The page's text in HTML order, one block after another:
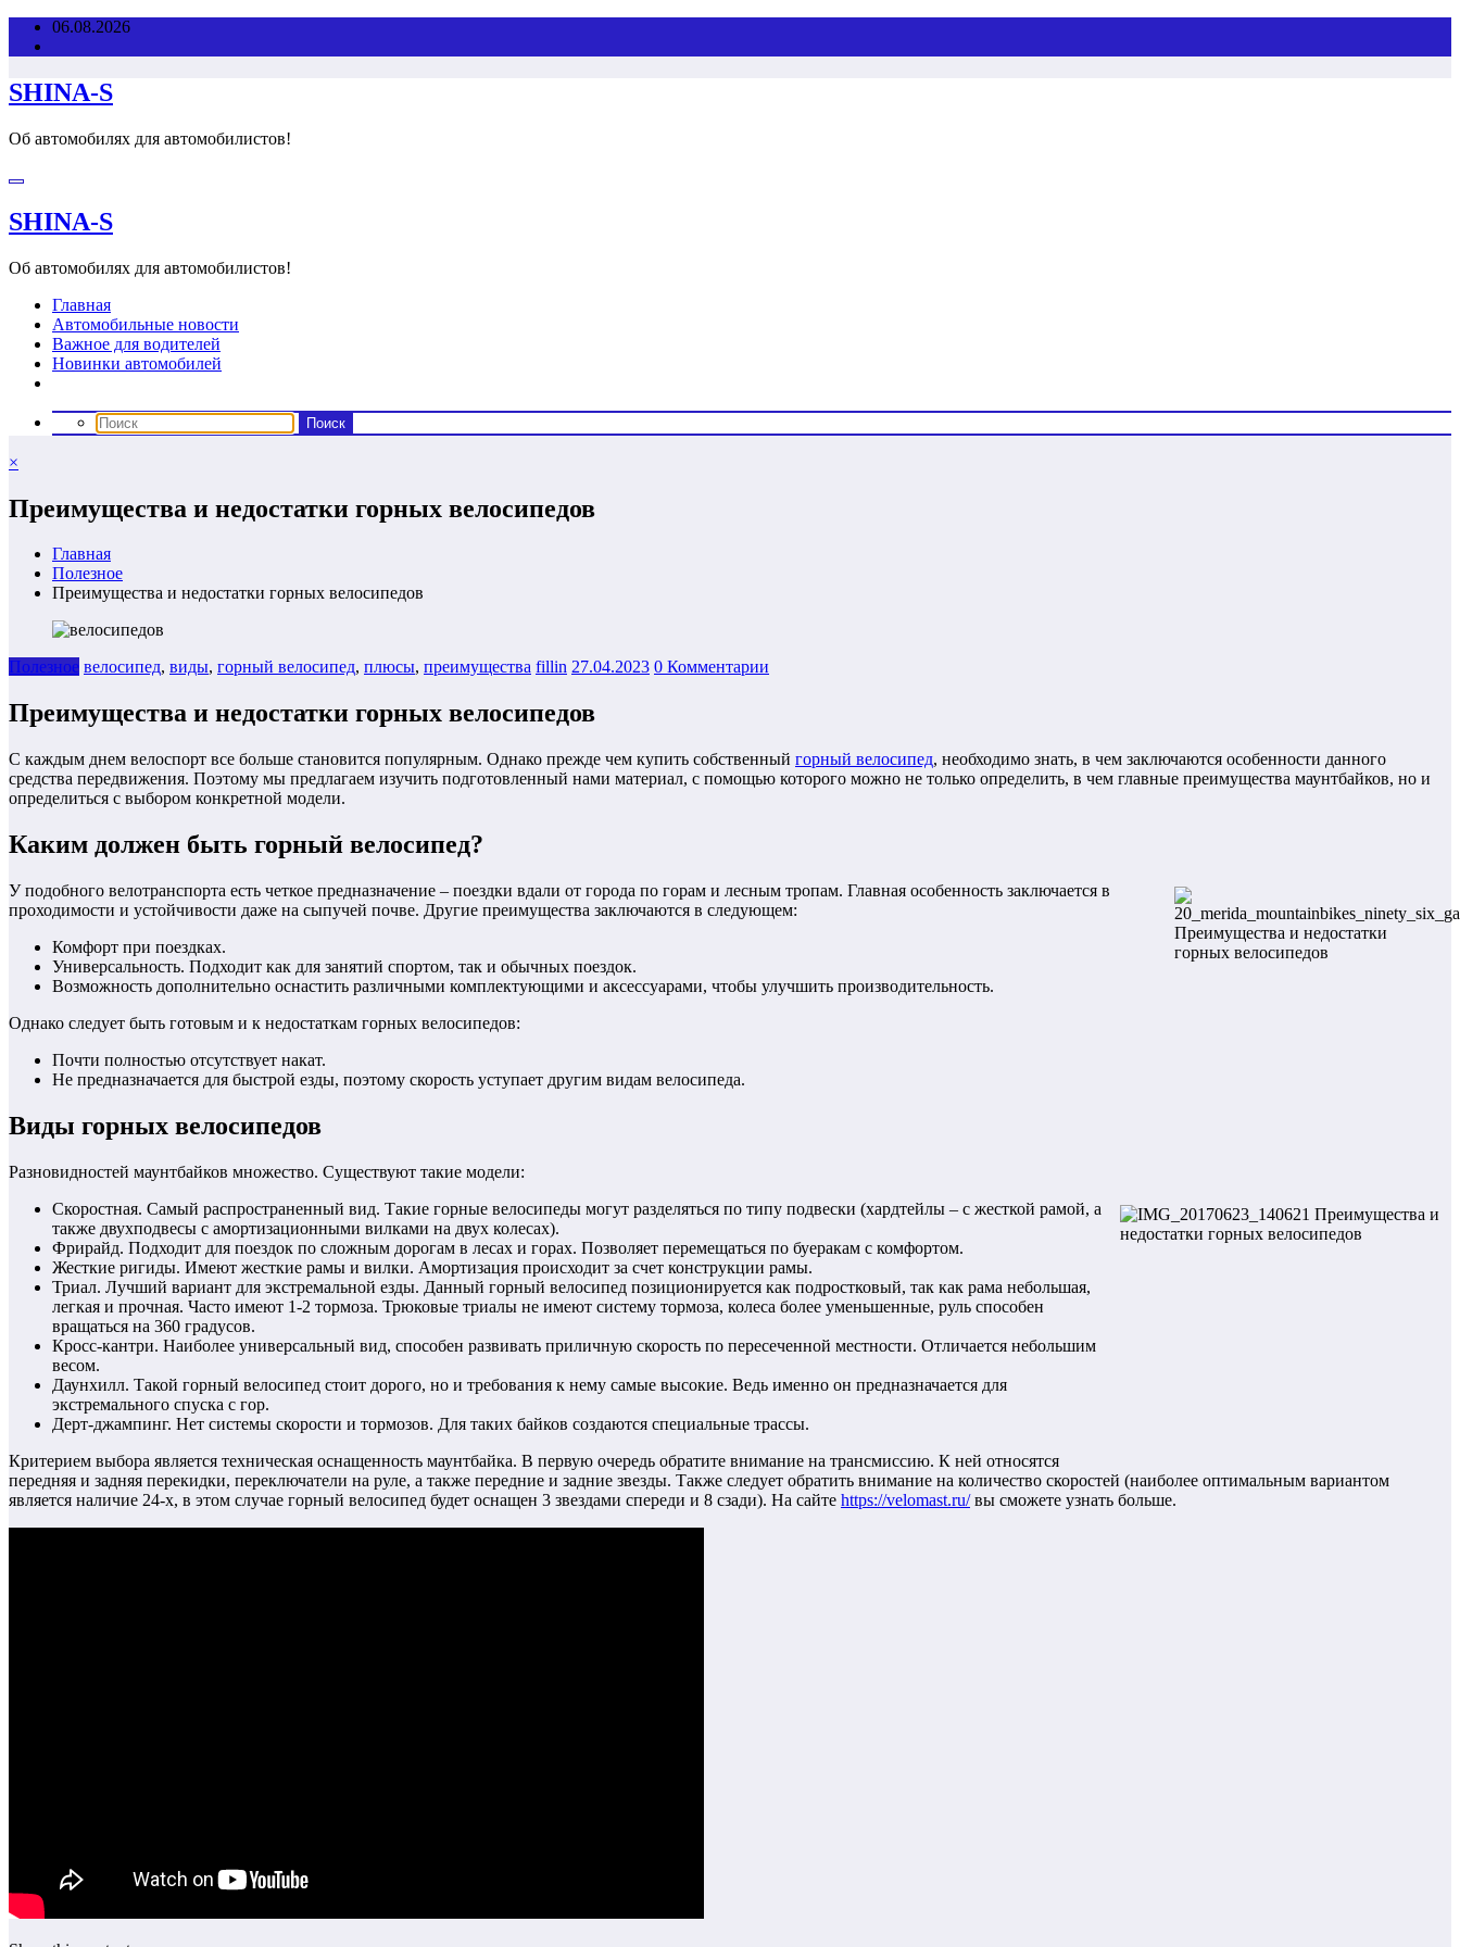
Перейти06.08.2026
SHINA-S
Об автомобилях для автомобилистов!
SHINA-S
Об автомобилях для автомобилистов!
Главная
Автомобильные новости
Важное для водителей
Новинки автомобилей
×
Преимущества и недостатки горных велосипедов
Главная
Полезнoe
Преимущества и недостатки горных велосипедов
Полезнoe велосипед, виды, горный велосипед, плюсы, преимущества fillin 27.04.2023 0 Комментарии
Преимущества и недостатки горных велосипедов
С каждым днем велоспорт все больше становится популярным. Однако прежде чем купить собственный горный велосипед, необходимо знать, в чем заключаются особенности данного
средства передвижения. Поэтому мы предлагаем изучить подготовленный нами материал, с помощью которого можно не только определить, в чем главные преимущества маунтбайков, но и
определиться с выбором конкретной модели.
Каким должен быть горный велосипед?
У подобного велотранспорта есть четкое предназначение – поездки вдали от города по горам и лесным тропам. Главная особенность заключается в
проходимости и устойчивости даже на сыпучей почве. Другие преимущества заключаются в следующем:
Комфорт при поездках.
Универсальность. Подходит как для занятий спортом, так и обычных поездок.
Возможность дополнительно оснастить различными комплектующими и аксессуарами, чтобы улучшить производительность.
Однако следует быть готовым и к недостаткам горных велосипедов:
Почти полностью отсутствует накат.
Не предназначается для быстрой езды, поэтому скорость уступает другим видам велосипеда.
Виды горных велосипедов
Разновидностей маунтбайков множество. Существуют такие модели:
Скоростная. Самый распространенный вид. Такие горные велосипеды могут разделяться по типу подвески (хардтейлы – с жесткой рамой, а
также двухподвесы с амортизационными вилками на двух колесах).
Фрирайд. Подходит для поездок по сложным дорогам в лесах и горах. Позволяет перемещаться по буеракам с комфортом.
Жесткие ригиды. Имеют жесткие рамы и вилки. Амортизация происходит за счет конструкции рамы.
Триал. Лучший вариант для экстремальной езды. Данный горный велосипед позиционируется как подростковый, так как рама небольшая,
легкая и прочная. Часто имеют 1-2 тормоза. Трюковые триалы не имеют систему тормоза, колеса более уменьшенные, руль способен
вращаться на 360 градусов.
Кросс-кантри. Наиболее универсальный вид, способен развивать приличную скорость по пересеченной местности. Отличается небольшим
весом.
Даунхилл. Такой горный велосипед стоит дорого, но и требования к нему самые высокие. Ведь именно он предназначается для
экстремального спуска с гор.
Дерт-джампинг. Нет системы скорости и тормозов. Для таких байков создаются специальные трассы.
Критерием выбора является техническая оснащенность маунтбайка. В первую очередь обратите внимание на трансмиссию. К ней относятся
передняя и задняя перекидки, переключатели на руле, а также передние и задние звезды. Также следует обратить внимание на количество скоростей (наиболее оптимальным вариантом
является наличие 24-х, в этом случае горный велосипед будет оснащен 3 звездами спереди и 8 сзади). На сайте https://velomast.ru/вы сможете узнать больше.